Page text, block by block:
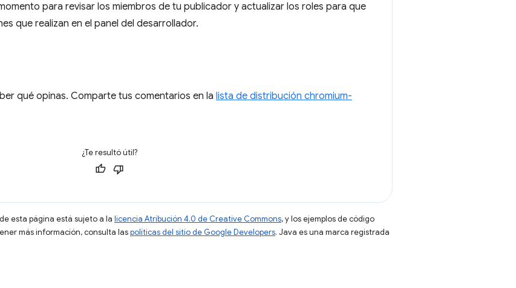
para revisar los miembros de tu publicador y actualizar los roles para que
que realizan en el panel del desarrollador.
qué opinas. Comparte tus comentarios en la lista de distribución chromium-
¿Te resultó útil?
esta página está sujeto a la licencia Atribución 4.0 de Creative Commons, y los ejemplos de código
más información, consulta laspolíticas del sitio de Google Developers. Java es una marca registrada